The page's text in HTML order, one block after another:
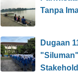
Tanpa
Dugaan